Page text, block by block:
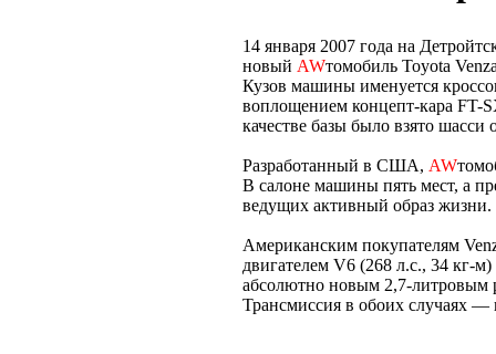
14 января 2007 года на
новый AWтомобиль Toyota
Кузов машины именуется
воплощением концепт-кара FT-
качестве базы было взято шасси
Разработанный в США, AW
В салоне машины пять мест, а
ведущих активный образ жизни.
Американским покупателям
двигателем V6 (268 л.с., 34 кг-
абсолютно новым 2,7-литровым
Трансмиссия в обоих случаях —